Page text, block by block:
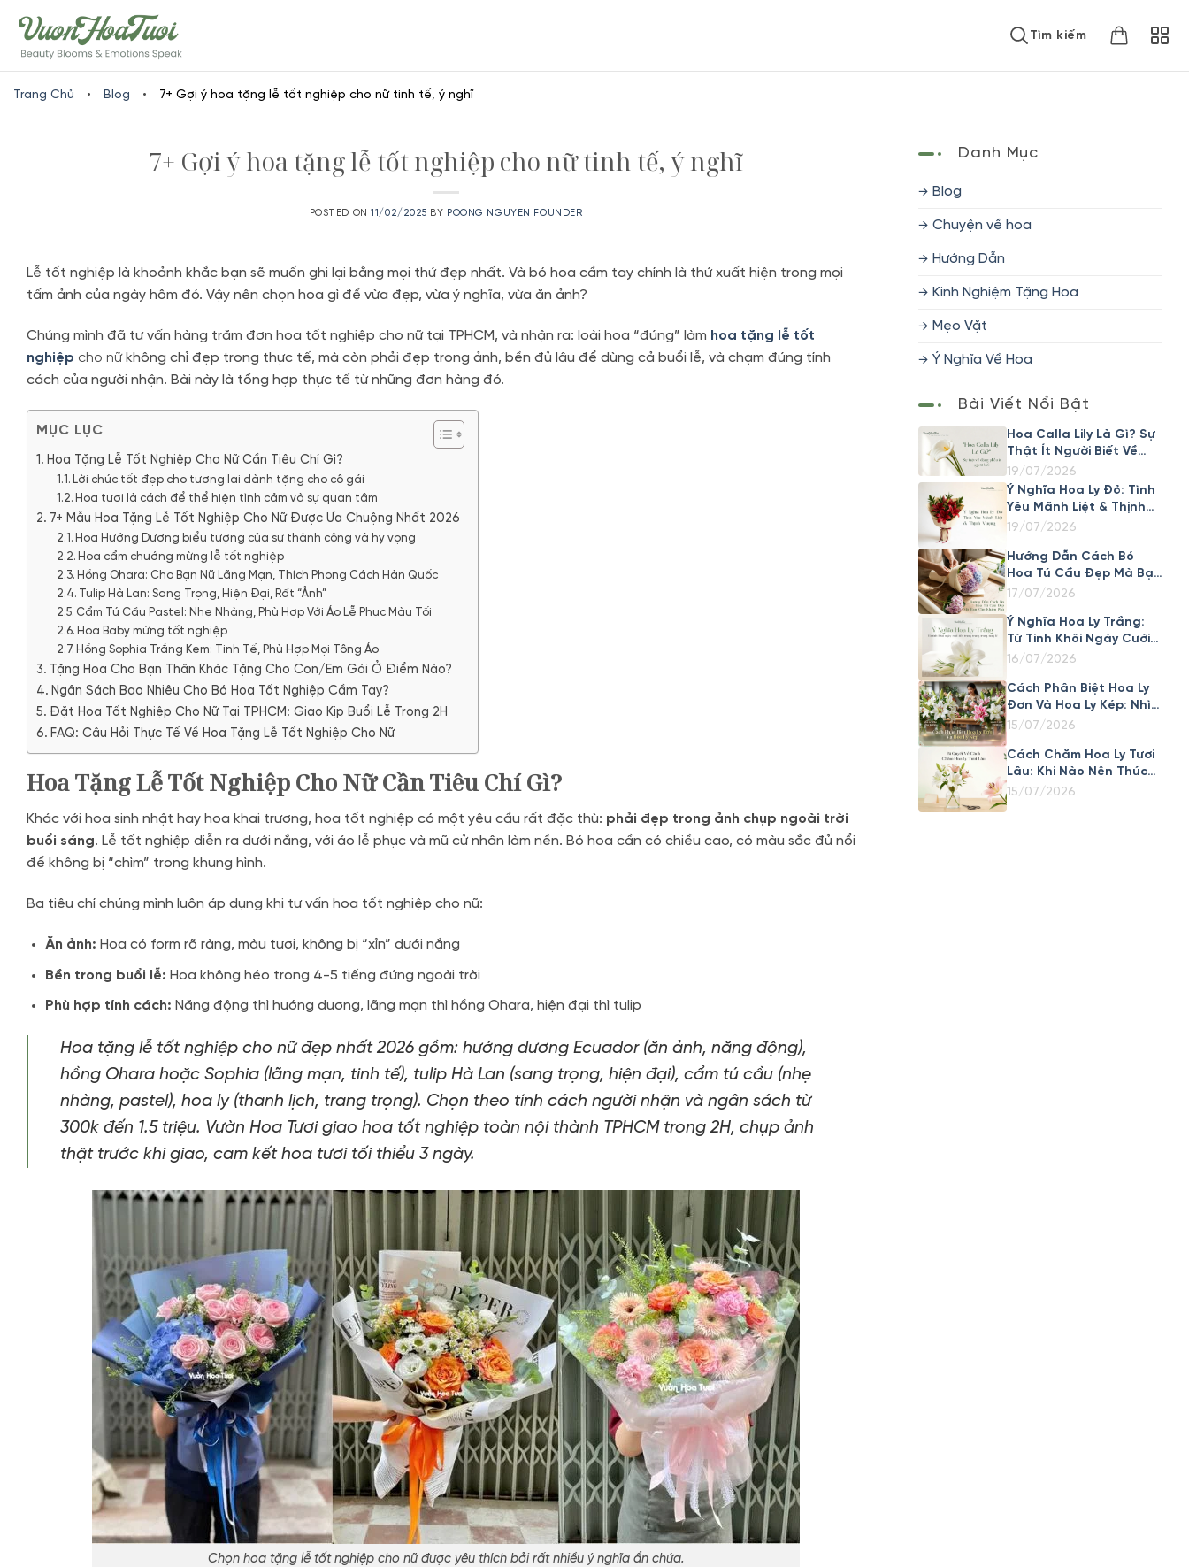
to
content
Tìm kiếm
Trang Chủ • Blog • 7+ Gợi ý hoa tặng lễ tốt nghiệp cho nữ tinh tế, ý nghĩ
7+ Gợi ý hoa tặng lễ tốt nghiệp cho nữ tinh tế, ý nghĩ
POSTED ON11/02/2025 BY POONG NGUYEN FOUNDER
Lễ tốt nghiệp là khoảnh khắc bạn sẽ muốn ghi lại bằng mọi thứ đẹp nhất. Và bó hoa cầm tay chính là thứ xuất hiện trong mọi
tấm ảnh của ngày hôm đó. Vậy nên chọn hoa gì để vừa đẹp, vừa ý nghĩa, vừa ăn ảnh?
Chúng mình đã tư vấn hàng trăm đơn hoa tốt nghiệp cho nữ tại TPHCM, và nhận ra: loài hoa “đúng” làm hoa tặng lễ tốt
nghiệp cho nữ không chỉ đẹp trong thực tế, mà còn phải đẹp trong ảnh, bền đủ lâu để dùng cả buổi lễ, và chạm đúng tính
cách của người nhận. Bài này là tổng hợp thực tế từ những đơn hàng đó.
MỤC LỤC
Hoa Tặng Lễ Tốt Nghiệp Cho Nữ Cần Tiêu Chí Gì?
Lời chúc tốt đẹp cho tương lai dành tặng cho cô gái
Hoa tươi là cách để thể hiện tình cảm và sự quan tâm
7+ Mẫu Hoa Tặng Lễ Tốt Nghiệp Cho Nữ Được Ưa Chuộng Nhất 2026
Hoa Hướng Dương biểu tượng của sự thành công và hy vọng
Hoa cẩm chướng mừng lễ tốt nghiệp
Hồng Ohara: Cho Bạn Nữ Lãng Mạn, Thích Phong Cách Hàn Quốc
Tulip Hà Lan: Sang Trọng, Hiện Đại, Rất “Ảnh”
Cẩm Tú Cầu Pastel: Nhẹ Nhàng, Phù Hợp Với Áo Lễ Phục Màu Tối
Hoa Baby mừng tốt nghiệp
Hồng Sophia Trắng Kem: Tinh Tế, Phù Hợp Mọi Tông Áo
Tặng Hoa Cho Bạn Thân Khác Tặng Cho Con/Em Gái Ở Điểm Nào?
Ngân Sách Bao Nhiêu Cho Bó Hoa Tốt Nghiệp Cầm Tay?
Đặt Hoa Tốt Nghiệp Cho Nữ Tại TPHCM: Giao Kịp Buổi Lễ Trong 2H
FAQ: Câu Hỏi Thực Tế Về Hoa Tặng Lễ Tốt Nghiệp Cho Nữ
Hoa Tặng Lễ Tốt Nghiệp Cho Nữ Cần Tiêu Chí Gì?
Khác với hoa sinh nhật hay hoa khai trương, hoa tốt nghiệp có một yêu cầu rất đặc thù: phải đẹp trong ảnh chụp ngoài trời
buổi sáng. Lễ tốt nghiệp diễn ra dưới nắng, với áo lễ phục và mũ cử nhân làm nền. Bó hoa cần có chiều cao, có màu sắc đủ nổi
để không bị “chìm” trong khung hình.
Ba tiêu chí chúng mình luôn áp dụng khi tư vấn hoa tốt nghiệp cho nữ:
Ăn ảnh: Hoa có form rõ ràng, màu tươi, không bị “xỉn” dưới nắng
Bền trong buổi lễ: Hoa không héo trong 4-5 tiếng đứng ngoài trời
Phù hợp tính cách: Năng động thì hướng dương, lãng mạn thì hồng Ohara, hiện đại thì tulip
Hoa tặng lễ tốt nghiệp cho nữ đẹp nhất 2026 gồm: hướng dương Ecuador (ăn ảnh, năng động),
hồng Ohara hoặc Sophia (lãng mạn, tinh tế), tulip Hà Lan (sang trọng, hiện đại), cẩm tú cầu (nhẹ
nhàng, pastel), hoa ly (thanh lịch, trang trọng). Chọn theo tính cách người nhận và ngân sách từ
300k đến 1.5 triệu. Vườn Hoa Tươi giao hoa tốt nghiệp toàn nội thành TPHCM trong 2H, chụp ảnh
thật trước khi giao, cam kết hoa tươi tối thiểu 3 ngày.
Chọn hoa tặng lễ tốt nghiệp cho nữ được yêu thích bởi rất nhiều ý nghĩa ẩn chứa.
Danh Mục
Blog
Chuyện về hoa
Hướng Dẫn
Kinh Nghiệm Tặng Hoa
Mẹo Vặt
Ý Nghĩa Về Hoa
Bài Viết Nổi Bật
Hoa Calla Lily Là Gì? Sự
Thật Ít Người Biết Về
Loài Hoa Đẹp Này
19/07/2026
Ý Nghĩa Hoa Ly Đỏ: Tình
Yêu Mãnh Liệt & Thịnh
Vượng
19/07/2026
Hướng Dẫn Cách Bó
Hoa Tú Cầu Đẹp Mà Bạn
Cần Khám Phá
17/07/2026
Ý Nghĩa Hoa Ly Trắng:
Từ Tinh Khôi Ngày Cưới
Đến Trang Trọng Trong
16/07/2026
Cách Phân Biệt Hoa Ly
Đơn Và Hoa Ly Kép: Nhìn
Cánh Là Biết Ngay
15/07/2026
Cách Chăm Hoa Ly Tươi
Lâu: Khi Nào Nên Thúc
Nở Nhanh, Khi Nào Nên
15/07/2026